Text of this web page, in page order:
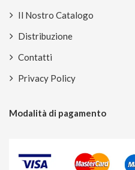
Il Nostro Catalogo
Distribuzione
Contatti
Privacy Policy
Modalità di pagamento